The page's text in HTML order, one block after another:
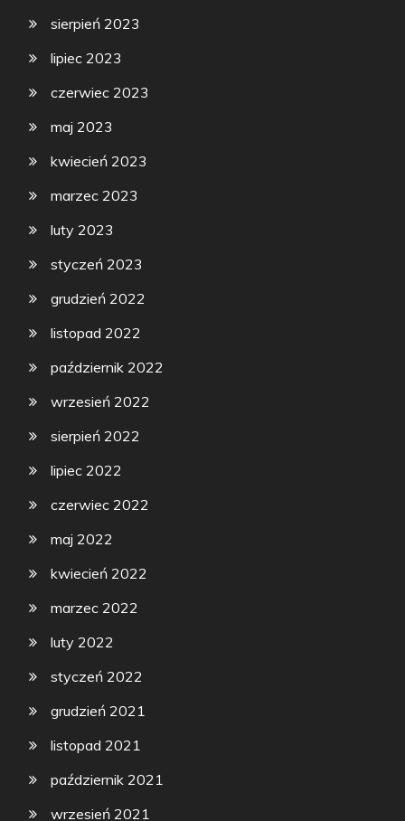
sierpień 2023
lipiec 2023
czerwiec 2023
maj 2023
kwiecień 2023
marzec 2023
luty 2023
styczeń 2023
grudzień 2022
listopad 2022
październik 2022
wrzesień 2022
sierpień 2022
lipiec 2022
czerwiec 2022
maj 2022
kwiecień 2022
marzec 2022
luty 2022
styczeń 2022
grudzień 2021
listopad 2021
październik 2021
wrzesień 2021